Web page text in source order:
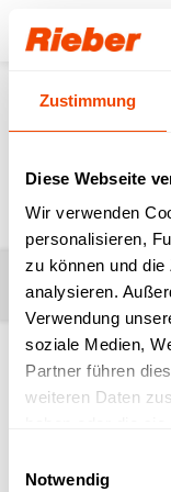
Zustimmung
Diese Webseite
Wir verwenden
personalisieren,
zu können und
analysieren.
Verwendung
soziale Medien,
Partner führen
weiteren Daten
Notwendig
Noch keine Filter
1-20 von 106